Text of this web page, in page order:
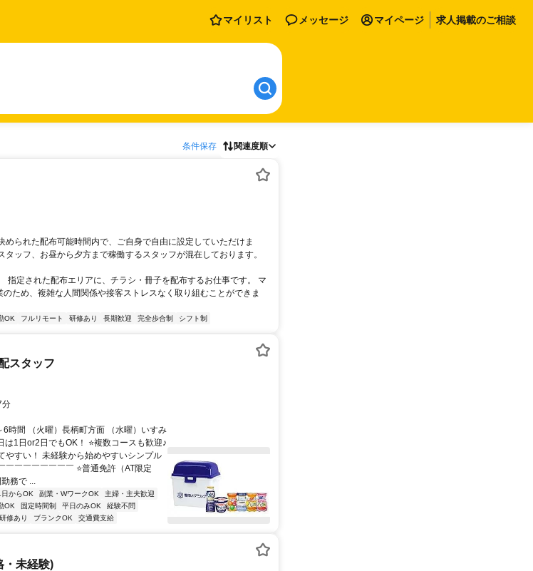
マイリスト メッセージ マイページ 求人掲載のご相談
条件保存 関連度順
られた配布可能時間内で、ご自身で自由に設定していただけま
ッフ、お昼から夕方まで稼働するスタッフが混在しております。
指定された配布エリアに、チラシ・冊子を配布するお仕事です。 マ
ため、複雑な人間関係や接客ストレスなく取り組むことができま
OK フルリモート 研修あり 長期歓迎 完全歩合制 シフト制
スタッフ
分
時間 （火曜）長柄町方面 （水曜）いすみ
1日or2日でもOK！ ⭐複数コースも歓迎♪
やすい！ 未経験から始めやすいシンプル
￣￣￣￣￣￣￣ ⭐普通免許（AT限定
務で ...
からOK 副業・WワークOK
主婦・主夫歓迎
OK 固定時間制 平日のみOK
経験不問
研修あり ブランクOK 交通費支給
・未経験)